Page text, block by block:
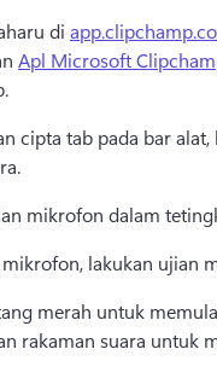
di
Apl Microsoft
cipta tab pada bar
mikrofon dalam
lakukan ujian
merah untuk
rakaman suara untuk